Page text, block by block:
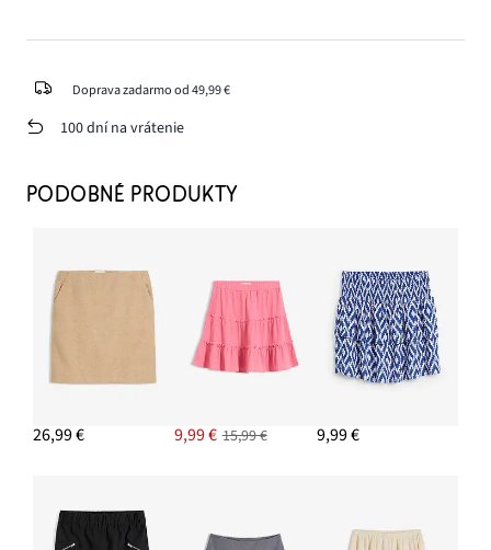
Doprava zadarmo od 49,99 €
100 dní na vrátenie
PODOBNÉ PRODUKTY
26,99 € 9,99 € 15,99 € 9,99 €